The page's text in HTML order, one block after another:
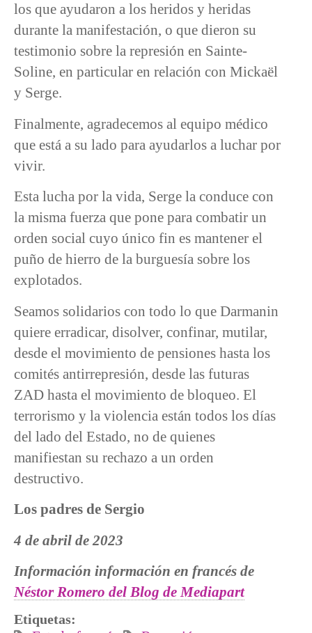
los que ayudaron a los heridos y heridas
durante la manifestación, o que dieron su
testimonio sobre la represión en Sainte-
Soline, en particular en relación con Mickaël
y Serge.
Finalmente, agradecemos al equipo médico
que está a su lado para ayudarlos a luchar por
vivir.
Esta lucha por la vida, Serge la conduce con
la misma fuerza que pone para combatir un
orden social cuyo único fin es mantener el
puño de hierro de la burguesía sobre los
explotados.
Seamos solidarios con todo lo que Darmanin
quiere erradicar, disolver, confinar, mutilar,
desde el movimiento de pensiones hasta los
comités antirrepresión, desde las futuras
ZAD hasta el movimiento de bloqueo. El
terrorismo y la violencia están todos los días
del lado del Estado, no de quienes
manifiestan su rechazo a un orden
destructivo.
Los padres de Sergio
4 de abril de 2023
Información información en francés de
Néstor Romero del Blog de Mediapart
Etiquetas: